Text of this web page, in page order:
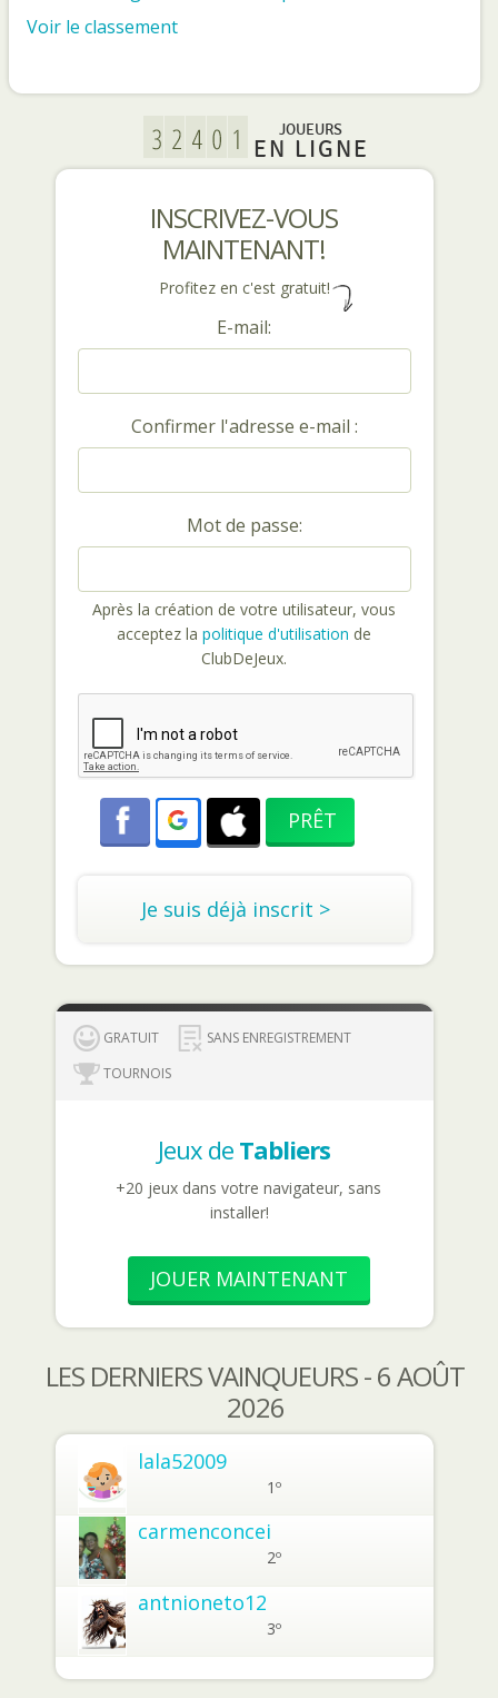
Voir le classement
JOUEURS
EN LIGNE
INSCRIVEZ-VOUS
MAINTENANT!
Profitez en c'est gratuit!
E-mail:
Confirmer l'adresse e-mail :
Mot de passe:
Après la création de votre utilisateur, vous
acceptez la politique d'utilisation de
ClubDeJeux.
Je suis déjà inscrit >
GRATUIT
SANS ENREGISTREMENT
TOURNOIS
Jeux de Tabliers
+20 jeux dans votre navigateur, sans
installer!
JOUER MAINTENANT
LES DERNIERS VAINQUEURS - 6 AOÛT
2026
lala52009
1º
carmenconcei
2º
antnioneto12
3º